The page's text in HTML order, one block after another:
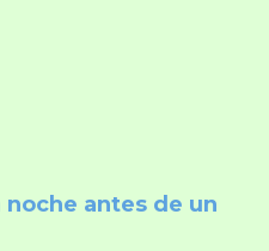
noche antes de un